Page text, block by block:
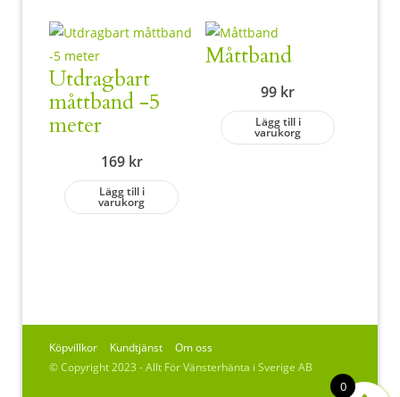
Utdragbart
måttband -5
meter
169 kr
Lägg till i
varukorg
Måttband
99 kr
Lägg till i
varukorg
Köpvillkor Kundtjänst
Om oss
© Copyright 2023 - Allt För Vänsterhänta i Sverige AB
0